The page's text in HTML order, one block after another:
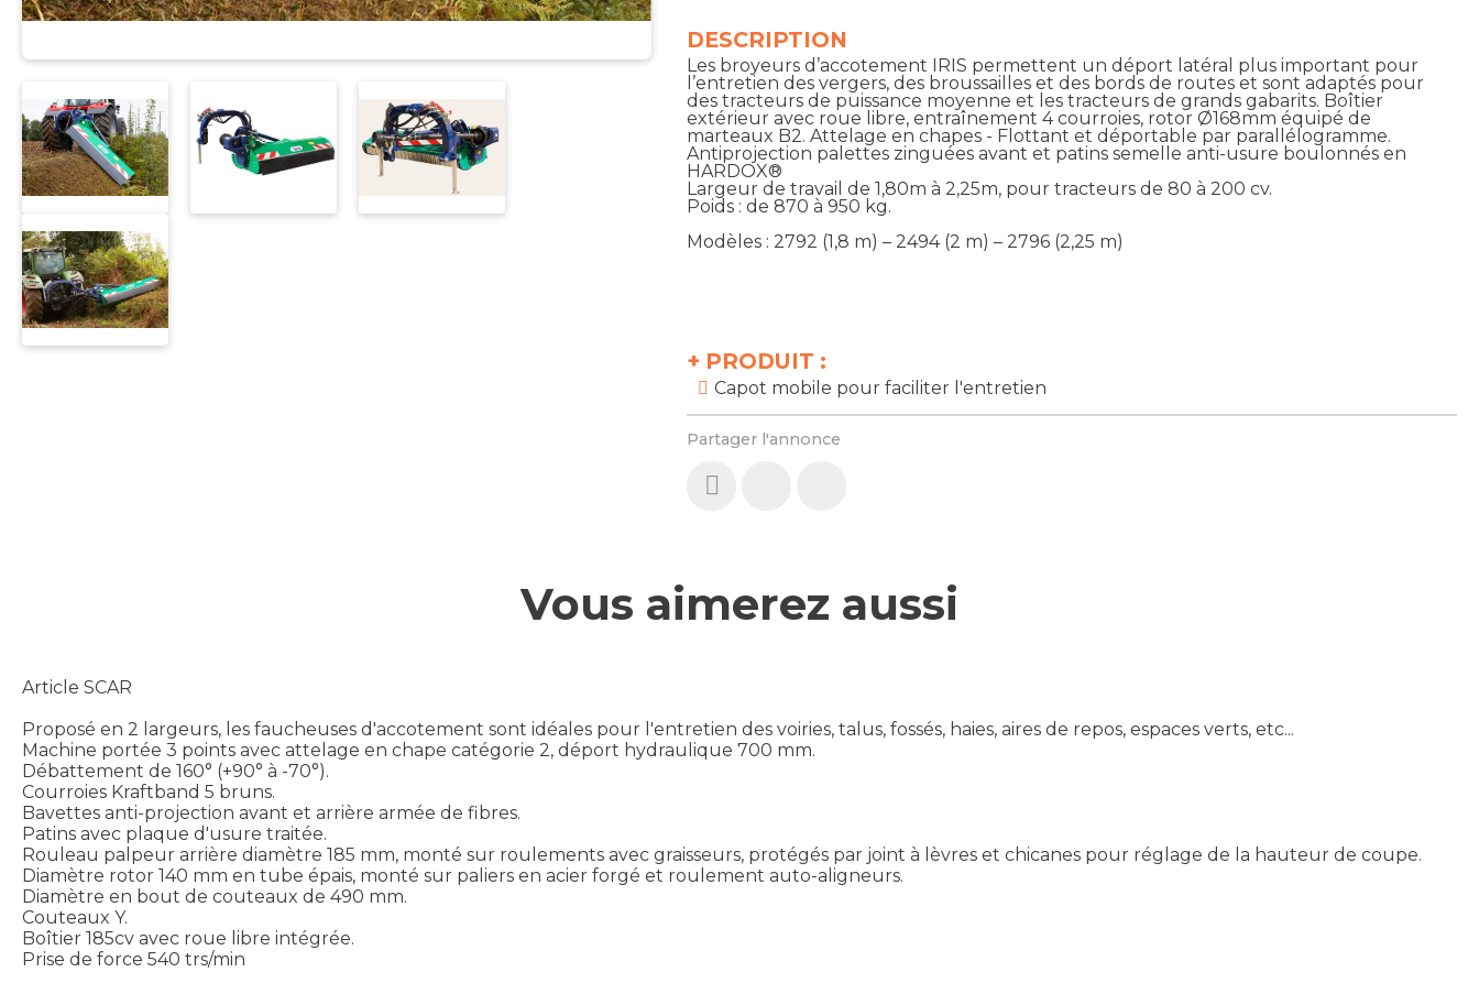
+ PRODUIT :
Capot mobile pour faciliter l'entretien
Partager l'annonce
DESCRIPTION
Les broyeurs d’accotement IRIS permettent un déport latéral plus important pour
l’entretien des vergers, des broussailles et des bords de routes et sont adaptés pour
des tracteurs de puissance moyenne et les tracteurs de grands gabarits. Boîtier
extérieur avec roue libre, entraînement 4 courroies, rotor Ø168mm équipé de
marteaux B2. Attelage en chapes - Flottant et déportable par parallélogramme.
Antiprojection palettes zinguées avant et patins semelle anti-usure boulonnés en
HARDOX®
Largeur de travail de 1,80m à 2,25m, pour tracteurs de 80 à 200 cv.
Poids : de 870 à 950 kg.
Modèles : 2792 (1,8 m) – 2494 (2 m) – 2796 (2,25 m)
Vous aimerez aussi
Article SCAR
Proposé en 2 largeurs, les faucheuses d'accotement sont idéales pour l'entretien des voiries, talus, fossés, haies, aires de repos, espaces verts, etc...
Machine portée 3 points avec attelage en chape catégorie 2, déport hydraulique 700 mm.
Débattement de 160° (+90° à -70°).
Courroies Kraftband 5 bruns.
Bavettes anti-projection avant et arrière armée de fibres.
Patins avec plaque d'usure traitée.
Rouleau palpeur arrière diamètre 185 mm, monté sur roulements avec graisseurs, protégés par joint à lèvres et chicanes pour réglage de la hauteur de coupe.
Diamètre rotor 140 mm en tube épais, monté sur paliers en acier forgé et roulement auto-aligneurs.
Diamètre en bout de couteaux de 490 mm.
Couteaux Y.
Boîtier 185cv avec roue libre intégrée.
Prise de force 540 trs/min